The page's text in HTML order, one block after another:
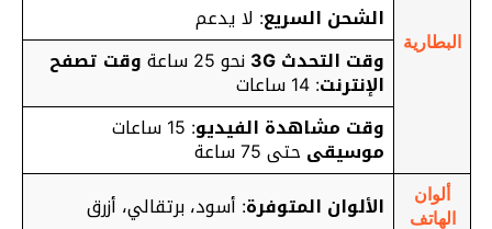
البطارية
الشحن السريع: لا يدعم
وقت التحدث 3G
نحو 25 ساعة وقت تصفح
الإنترنت: 14 ساعات
وقت مشاهدة الفيديو: 15 ساعات
موسيقى حتى 75 ساعة
ألوان
الهاتف
الألوان المتوفرة: أسود، برتقالي، أزرق